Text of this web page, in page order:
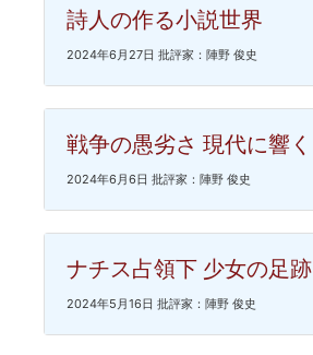
詩人の作る小説世界
2024年6月27日 批評家：陣野 俊史
戦争の愚劣さ 現代に響く
2024年6月6日 批評家：陣野 俊史
ナチス占領下 少女の足跡
2024年5月16日 批評家：陣野 俊史